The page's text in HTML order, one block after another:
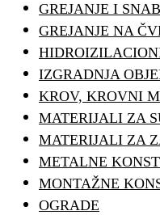
GREJANJE I
GREJANJE NA
IZGRADNJA
KROV, KROVNI
MATERIJALI ZA
MATERIJALI ZA
METALNE
MONTAŽNE
OGRADE